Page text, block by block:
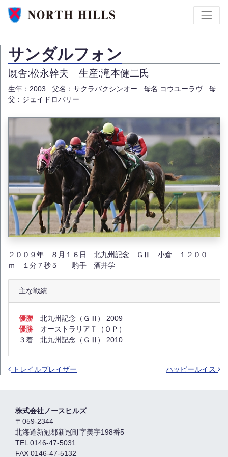
サンダルフォン
厩舎:松永幹夫 生産:滝本健二氏
生年：2003 父名：サクラバクシンオー 母名:コウユーラヴ
母
父：ジェイドロバリー
２００９年 ８月１６日 北九州記念 ＧⅢ 小倉 １２００
ｍ １分７秒５ 騎手 酒井学
主な戦績
優勝 北九州記念（ＧⅢ） 2009
優勝 オーストラリアＴ（ＯＰ）
３着 北九州記念（ＧⅢ） 2010
トレイルブレイザー ハッピールイス
株式会社ノースヒルズ
〒059-2344
北海道新冠郡新冠町字美宇198番5
TEL 0146-47-5031
FAX 0146-47-5132